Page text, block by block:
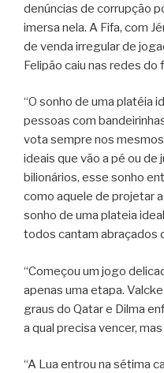
denúncias de corrupção
imersa nela. A Fifa, com
de venda irregular de
Felipão caiu nas redes
“O sonho de uma platéia
pessoas com
vota sempre nos
ideais que vão a pé ou
bilionários, esse sonho
como aquele de projetar
sonho de uma plateia
todos cantam abraçados
“Começou um jogo
apenas uma etapa.
graus do Qatar e Dilma
a qual precisa vencer,
“A Lua entrou na sétima